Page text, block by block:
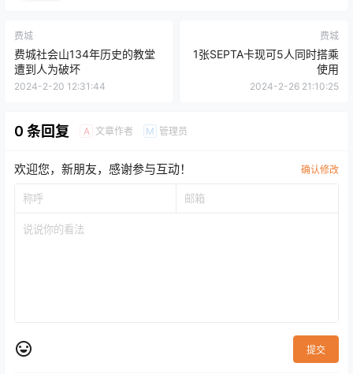
费城
费城社会山134年历史的教堂
遭到人为破坏
2024-2-20 12:31:44
费城
1张SEPTA卡现可5人同时搭乘
使用
2024-2-26 21:10:25
0 条回复 A 文章作者 M 管理员
欢迎您，新朋友，感谢参与互动！ 确认修改
提交